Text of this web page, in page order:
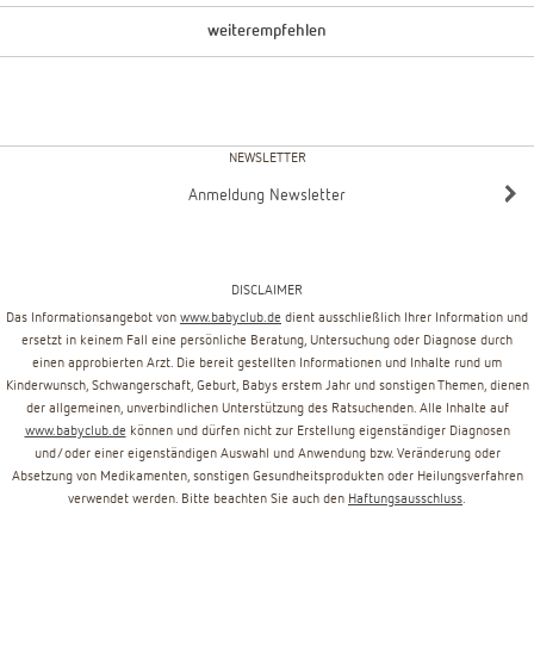
weiterempfehlen
NEWSLETTER
Anmeldung Newsletter
DISCLAIMER
Das Informationsangebot von www.babyclub.de dient ausschließlich Ihrer Information und
ersetzt in keinem Fall eine persönliche Beratung, Untersuchung oder Diagnose durch
einen approbierten Arzt. Die bereit gestellten Informationen und Inhalte rund um
Kinderwunsch, Schwangerschaft, Geburt, Babys erstem Jahr und sonstigen Themen, dienen
der allgemeinen, unverbindlichen Unterstützung des Ratsuchenden. Alle Inhalte auf
www.babyclub.de können und dürfen nicht zur Erstellung eigenständiger Diagnosen
und/oder einer eigenständigen Auswahl und Anwendung bzw. Veränderung oder
Absetzung von Medikamenten, sonstigen Gesundheitsprodukten oder Heilungsverfahren
verwendet werden. Bitte beachten Sie auch den Haftungsausschluss.